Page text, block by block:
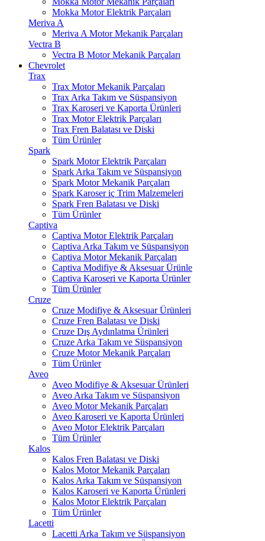
Mokka Motor Elektrik Parçaları
Meriva A
Meriva A Motor Mekanik Parçaları
Vectra B
Vectra B Motor Mekanik Parçaları
Chevrolet
Trax
Trax Motor Mekanik Parçaları
Trax Arka Takım ve Süspansiyon
Trax Karoseri ve Kaporta Ürünleri
Trax Motor Elektrik Parçaları
Trax Fren Balatası ve Diski
Tüm Ürünler
Spark
Spark Motor Elektrik Parçaları
Spark Arka Takım ve Süspansiyon
Spark Motor Mekanik Parçaları
Spark Karoser iç Trim Malzemeleri
Spark Fren Balatası ve Diski
Tüm Ürünler
Captiva
Captiva Motor Elektrik Parçaları
Captiva Arka Takım ve Süspansiyon
Captiva Motor Mekanik Parçaları
Captiva Modifiye & Aksesuar Ürünle
Captiva Karoseri ve Kaporta Ürünler
Tüm Ürünler
Cruze
Cruze Modifiye & Aksesuar Ürünleri
Cruze Fren Balatası ve Diski
Cruze Dış Aydınlatma Ürünleri
Cruze Arka Takım ve Süspansiyon
Cruze Motor Mekanik Parçaları
Tüm Ürünler
Aveo
Aveo Modifiye & Aksesuar Ürünleri
Aveo Arka Takım ve Süspansiyon
Aveo Motor Mekanik Parçaları
Aveo Karoseri ve Kaporta Ürünleri
Aveo Motor Elektrik Parçaları
Tüm Ürünler
Kalos
Kalos Fren Balatası ve Diski
Kalos Motor Mekanik Parçaları
Kalos Arka Takım ve Süspansiyon
Kalos Karoseri ve Kaporta Ürünleri
Kalos Motor Elektrik Parçaları
Tüm Ürünler
Lacetti
Lacetti Arka Takım ve Süspansiyon